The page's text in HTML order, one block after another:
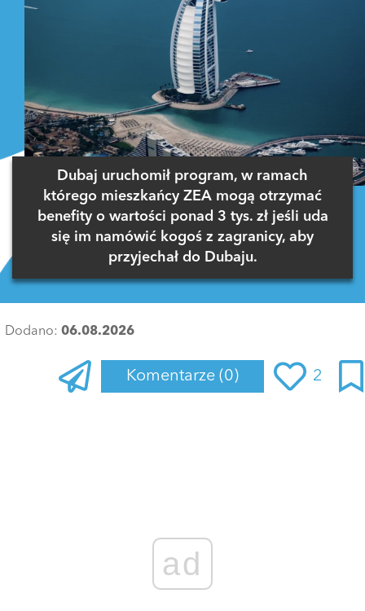
Dubaj uruchomił program, w ramach
którego mieszkańcy ZEA mogą otrzymać
benefity o wartości ponad 3 tys. zł jeśli uda
się im namówić kogoś z zagranicy, aby
przyjechał do Dubaju.
Dodano: 06.08.2026
Komentarze (0) 2
ad